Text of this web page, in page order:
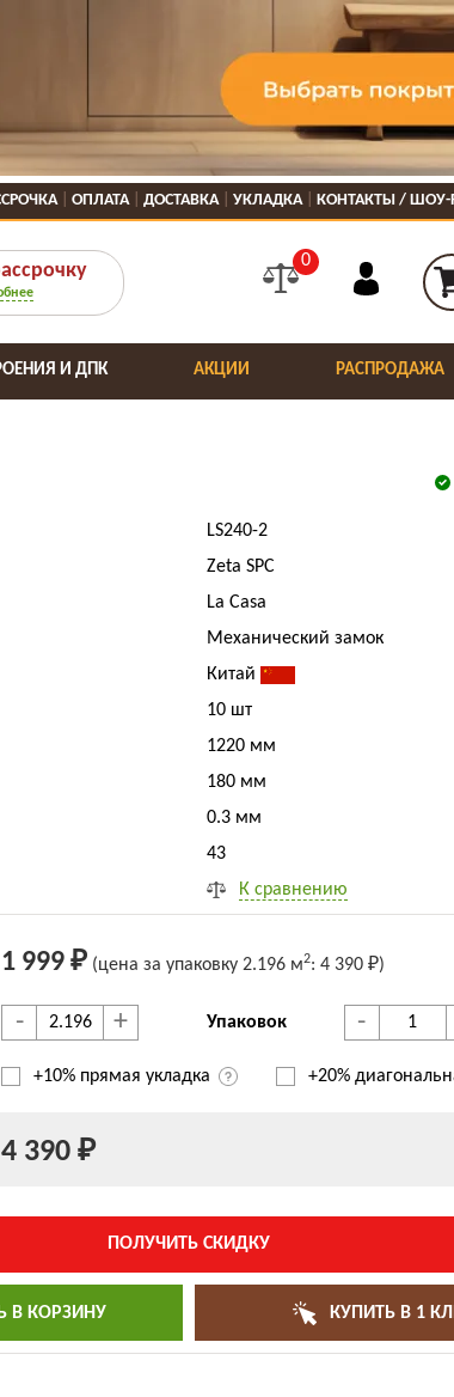
ОПЛАТА ДОСТАВКА УКЛАДКА КОНТАКТЫ /
0
РАСПРОДАЖА
И ДПК АКЦИИ
LS240-2
Zeta SPC
La Casa
Механический замок
Китай
10 шт
1220 мм
180 мм
0.3 мм
43
К сравнению
1 999 ₽ (цена за упаковку 2.196 м2:4 390 ₽)
- + Упаковок -
+10% прямая укладка +20%
4 390 ₽
ПОЛУЧИТЬ СКИДКУ
В КОРЗИНУ КУПИТЬ В 1